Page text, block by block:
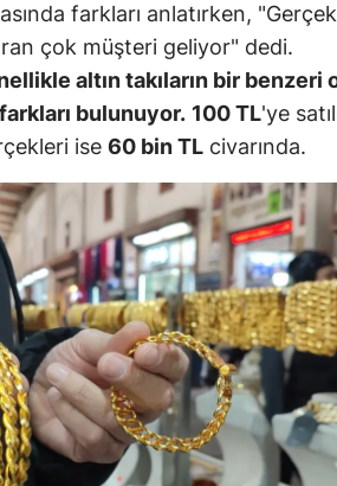
farkları anlatırken,
çok müşteri geliyor" dedi.
altın takıların bir benzeri
bulunuyor. 100 TL'ye
ise 60 bin TL civarında.